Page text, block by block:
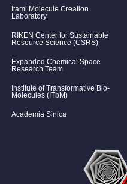
Itami Molecule Creation
Laboratory
RIKEN Center for Sustainable
Resource Science (CSRS)
Expanded Chemical Space
Research Team
Institute of Transformative Bio-
Molecules (ITbM)
Academia Sinica